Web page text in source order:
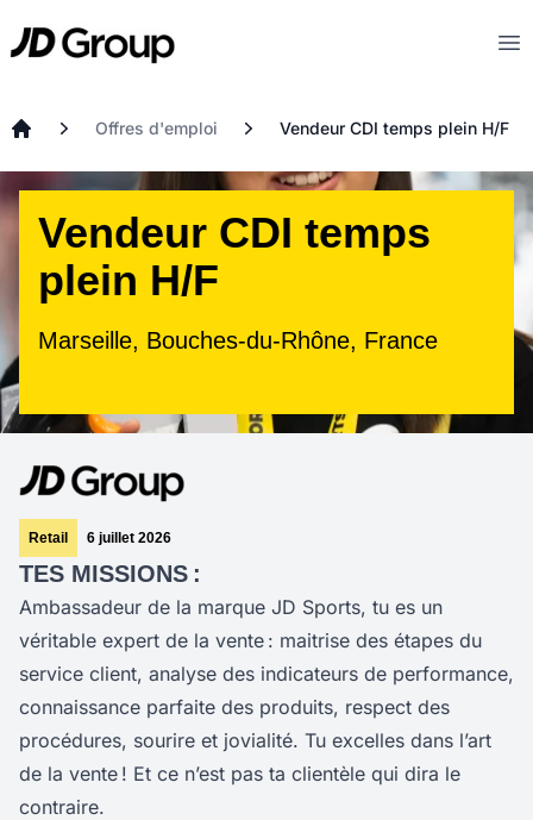
JD
Offres d'emploi Vendeur CDI temps plein H/F
Vendeur CDI temps
plein H/F
Marseille, Bouches-du-Rhône, France
Retail 6 juillet 2026
TES MISSIONS :
Ambassadeur de la marque JD Sports, tu es un
véritable expert de la vente : maitrise des étapes du
service client, analyse des indicateurs de performance,
connaissance parfaite des produits, respect des
procédures, sourire et jovialité. Tu excelles dans l’art
de la vente ! Et ce n’est pas ta clientèle qui dira le
contraire.